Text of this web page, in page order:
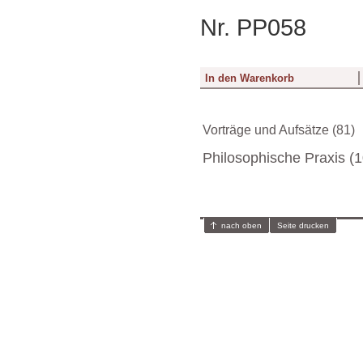
Nr. PP058
Vorträge und Aufsätze (81)
Philosophische Praxis
nach oben Seite drucken